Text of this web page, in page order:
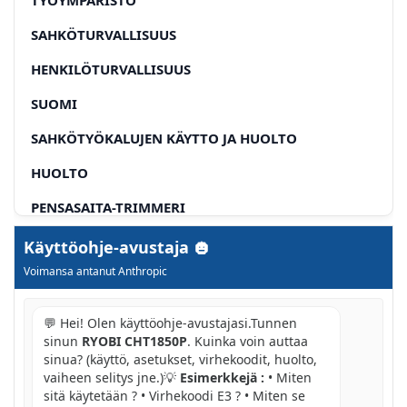
SAHKÖTURVALLISUUS
HENKILÖTURVALLISUUS
SUOMI
SAHKÖTYÖKALUJEN KÄYTTO JA HUOLTO
HUOLTO
PENSASAITA-TRIMMERI
TURVALLISUUSVAROITUKSET
LISÄYS
LUE KAIKKI TURVALLISUUSOHJEET ENNEN TAMAN
PENSASLEIKKURIN KÄYTTOÖN LIITTYVIÖ AHJEITA
KORJAUKSET
Käyttöohje-avustaja
Voimansa antanut Anthropic
💬 Hei! Olen käyttöohje-avustajasi.Tunnen
sinun RYOBI CHT1850P. Kuinka voin auttaa
sinua? (käyttö, asetukset, virhekoodit, huolto,
vaiheen selitys jne.)💡 Esimerkkejä : • Miten
sitä käytetään ? • Virhekoodi E3 ? • Miten se